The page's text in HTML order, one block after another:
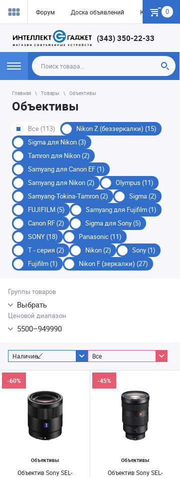
Форум Доска объявлений Как купить
0
(343) 350-22-33
Главная Товары Объективы
Объективы
Все (113)
Nikon Z (беззеркалки) (15)
Sigma для Nikon (3)
Tamron для Nikon (2)
Samyang для Canon EF (1)
Samyang для Nikon (2)
Olympus (11)
Samyang-Tokina-Tamron (2)
Sigma (2)
FUJIFILM (5)
Samyang для Fujifilm (1)
Canon RF (2)
Sigma для Sony (5)
SONY (18)
Panasonic (11)
T - серия (2)
Nikon (2)
Sony (1)
Fujifilm (1)
Nikon F (зеркалки) (27)
Группы товаров
Выбрать
Ценовой диапазон
5500–949990
Наличие Все
Объективы
Объектив Sony SEL-
-60%
Объективы
Объектив Sony SEL-
-45%